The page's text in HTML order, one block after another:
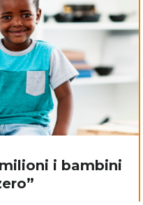
i bambini